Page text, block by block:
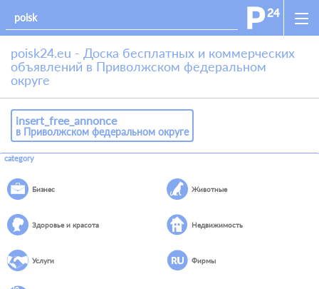
poisk24.eu - Доска бесплатных и коммерческих
объявлений в Приволжском федеральном
округе
insert_free_annonce
в Приволжском федеральном округе
category
Бизнес Животные
Здоровье и красота Недвижимость
Услуги Фирмы